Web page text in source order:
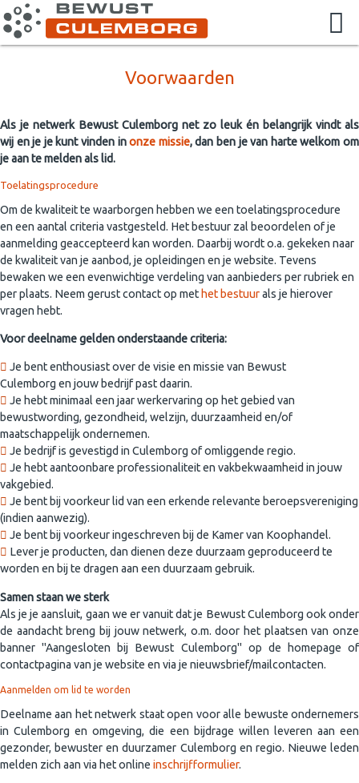
Voorwaarden
Als je netwerk Bewust Culemborg net zo leuk én belangrijk vindt als
wij en je je kunt vinden inonze missie, dan ben je van harte welkom om
je aan te melden als lid.
Toelatingsprocedure
Om de kwaliteit te waarborgen hebben we een toelatingsprocedure
en een aantal criteria vastgesteld. Het bestuur zal beoordelen of je
aanmelding geaccepteerd kan worden. Daarbij wordt o.a. gekeken naar
de kwaliteit van je aanbod, je opleidingen en je website. Tevens
bewaken we een evenwichtige verdeling van aanbieders per rubriek en
per plaats. Neem gerust contact op met het bestuurals je hierover
vragen hebt.
Voor deelname gelden onderstaande criteria:
Je bent enthousiast over de visie en missie van Bewust
Culemborg en jouw bedrijf past daarin.
Je hebt minimaal een jaar werkervaring op het gebied van
bewustwording, gezondheid, welzijn, duurzaamheid en/of
maatschappelijk ondernemen.
Je bedrijf is gevestigd in Culemborg of omliggende regio.
Je hebt aantoonbare professionaliteit en vakbekwaamheid in jouw
vakgebied.
Je bent bij voorkeur lid van een erkende relevante beroepsvereniging
(indien aanwezig).
Je bent bij voorkeur ingeschreven bij de Kamer van Koophandel.
Lever je producten, dan dienen deze duurzaam geproduceerd te
worden en bij te dragen aan een duurzaam gebruik.
Samen staan we sterk
Als je je aansluit, gaan we er vanuit dat je Bewust Culemborg ook onder
de aandacht breng bij jouw netwerk, o.m. door het plaatsen van onze
banner "Aangesloten bij Bewust Culemborg" op de homepage of
contactpagina van je website en via je nieuwsbrief/mailcontacten.
Aanmelden om lid te worden
Deelname aan het netwerk staat open voor alle bewuste ondernemers
in Culemborg en omgeving, die een bijdrage willen leveren aan een
gezonder, bewuster en duurzamer Culemborg en regio. Nieuwe leden
melden zich aan via het online inschrijfformulier.